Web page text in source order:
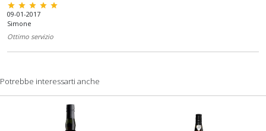
star star star star star
09-01-2017
Simone
Ottimo servizio
Potrebbe interessarti anche